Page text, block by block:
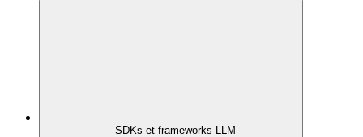
SDKs et frameworks LLM